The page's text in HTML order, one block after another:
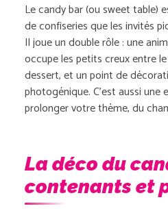
Le candy bar (ou sweet table)
de confiseries que les invités
Il joue un double rôle : une
occupe les petits creux entre
dessert, et un point de
photogénique. C’est aussi une
prolonger votre thème, du
La déco du
contenants et